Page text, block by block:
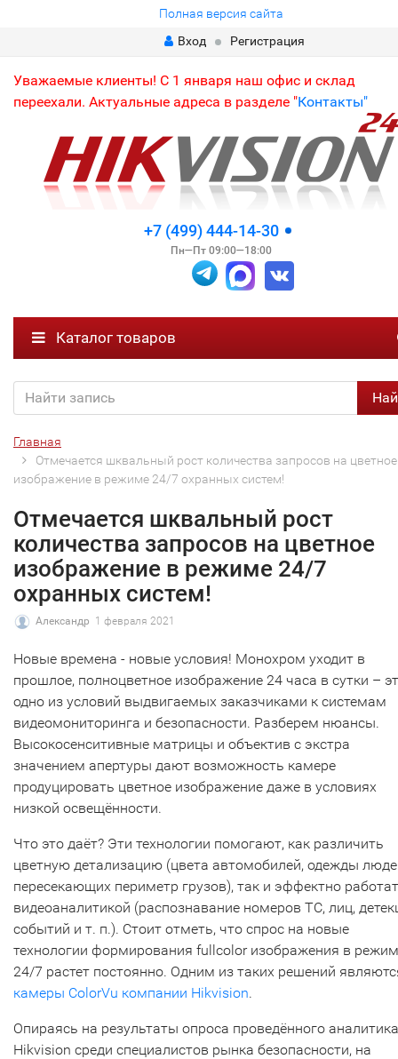
Полная версия сайта
Вход
Регистрация
Уважаемые клиенты! С 1 января наш офис и склад
переехали. Актуальные адреса в разделе "Контакты"
+7 (499) 444-14-30
Пн—Пт 09:00—18:00
Каталог товаров
Главная
Отмечается шквальный рост количества запросов на цветное
изображение в режиме 24/7 охранных систем!
Отмечается шквальный рост
количества запросов на цветное
изображение в режиме 24/7
охранных систем!
Александр 1 февраля 2021
Новые времена - новые условия! Монохром уходит в
прошлое, полноцветное изображение 24 часа в сутки –
одно из условий выдвигаемых заказчиками к системам
видеомониторинга и безопасности. Разберем нюансы.
Высокосенситивные матрицы и объектив с экстра
значением апертуры дают возможность камере
продуцировать цветное изображение даже в условиях
низкой освещённости.
Что это даёт? Эти технологии помогают, как различить
цветную детализацию (цвета автомобилей, одежды
пересекающих периметр грузов), так и эффектно
видеоаналитикой (распознавание номеров ТС, лиц,
событий и т. п.). Стоит отметь, что спрос на новые
технологии формирования fullcolor изображения в
24/7 растет постоянно. Одним из таких решений
камеры ColorVu компании Hikvision.
Опираясь на результаты опроса проведённого
Hikvision среди специалистов рынка безопасности, на